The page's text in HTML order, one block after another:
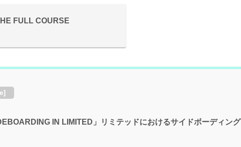
FULL COURSE
]
IN LIMITED」リミテッドにおけるサイドボーディング